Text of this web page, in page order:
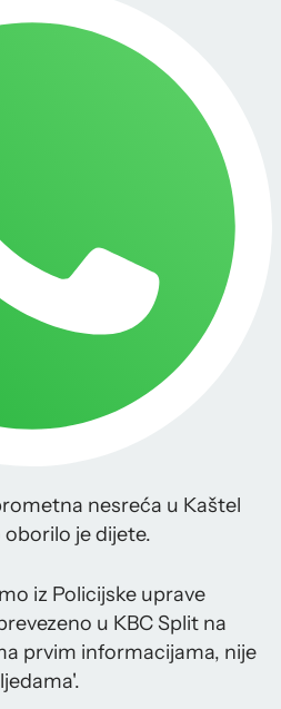
nesreća u Kaštel
je dijete.
iz Policijske uprave
u KBC Split na
prvim informacijama, nije